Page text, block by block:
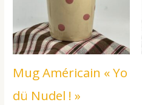
Mug Américain « Yo
dü Nudel ! »